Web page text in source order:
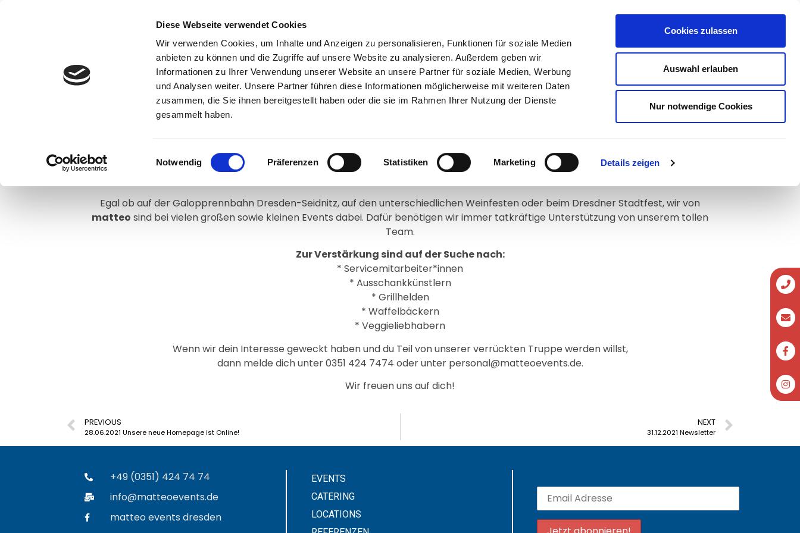
Diese Webseite verwendet Cookies
Wir verwenden Cookies, um Inhalte und Anzeigen zu personalisieren, Funktionen für soziale Medien
anbieten zu können und die Zugriffe auf unsere Website zu analysieren. Außerdem geben wir
Informationen zu Ihrer Verwendung unserer Website an unsere Partner für soziale Medien, Werbung
und Analysen weiter. Unsere Partner führen diese Informationen möglicherweise mit weiteren Daten
zusammen, die Sie ihnen bereitgestellt haben oder die sie im Rahmen Ihrer Nutzung der Dienste
gesammelt haben.
Einwilligungsauswahl
Notwendig Präferenzen Statistiken Marketing Details zeigen
Cookies zulassen
Auswahl erlauben
Nur notwendige Cookies
Hallo! Wir sind matteo!
Egal ob auf der Galopprennbahn Dresden-Seidnitz, auf den unterschiedlichen Weinfesten oder beim Dresdner Stadtfest, wir von
matteo sind bei vielen großen sowie kleinen Events dabei. Dafür benötigen wir immer tatkräftige Unterstützung von unserem tollen
Team.
Zur Verstärkung sind auf der Suche nach:
* Servicemitarbeiter*innen
* Ausschankkünstlern
* Grillhelden
* Waffelbäckern
* Veggieliebhabern
Wenn wir dein Interesse geweckt haben und du Teil von unserer verrückten Truppe werden willst,
dann melde dich unter 0351 424 7474 oder unter personal@matteoevents.de.
Wir freuen uns auf dich!
PREVIOUS
28.06.2021 Unsere neue Homepage ist Online!
NEXT
31.12.2021 Newsletter
+49 (0351) 424 74 74
info@matteoevents.de
matteo events dresden
EVENTS
CATERING
LOCATIONS